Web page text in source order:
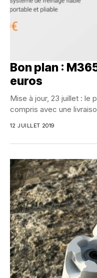
Bon plan :
euros
Mise à jour, 23 juillet : le
compris avec une
12 JUILLET 2019